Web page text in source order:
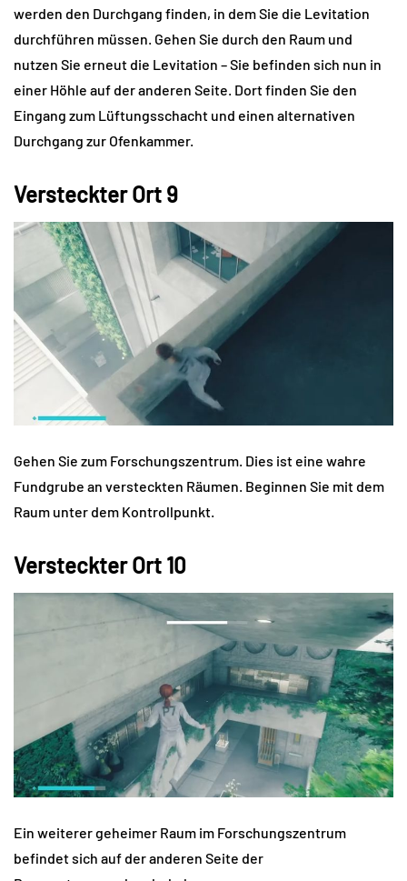
werden den Durchgang finden, in dem Sie die Levitation
durchführen müssen. Gehen Sie durch den Raum und
nutzen Sie erneut die Levitation – Sie befinden sich nun in
einer Höhle auf der anderen Seite. Dort finden Sie den
Eingang zum Lüftungsschacht und einen alternativen
Durchgang zur Ofenkammer.
Versteckter Ort 9
Gehen Sie zum Forschungszentrum. Dies ist eine wahre
Fundgrube an versteckten Räumen. Beginnen Sie mit dem
Raum unter dem Kontrollpunkt.
Versteckter Ort 10
Ein weiterer geheimer Raum im Forschungszentrum
befindet sich auf der anderen Seite der